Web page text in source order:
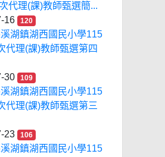
代理(課)教師甄選簡...
16
120
湖鎮湖西國民小學115
代理(課)教師甄選第四
30
109
湖鎮湖西國民小學115
代理(課)教師甄選第三
23
106
湖鎮湖西國民小學115